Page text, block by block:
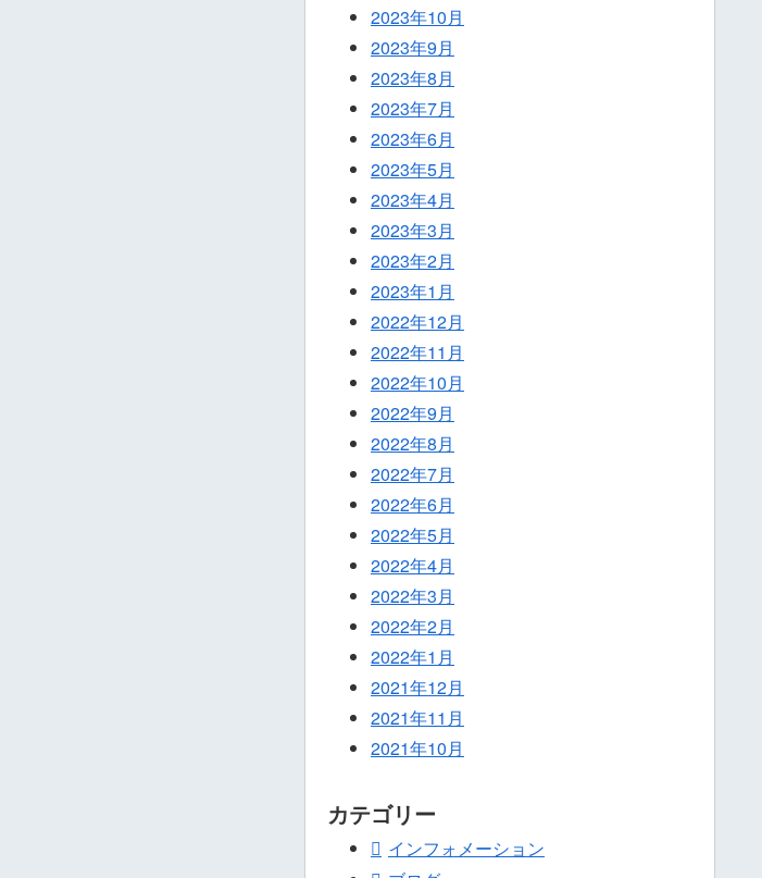
2023年10月
2023年9月
2023年8月
2023年7月
2023年6月
2023年5月
2023年4月
2023年3月
2023年2月
2023年1月
2022年12月
2022年11月
2022年10月
2022年9月
2022年8月
2022年7月
2022年6月
2022年5月
2022年4月
2022年3月
2022年2月
2022年1月
2021年12月
2021年11月
2021年10月
カテゴリー
インフォメーション